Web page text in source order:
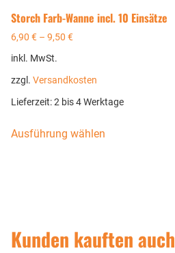
Storch Farb-Wanne incl. 10 Einsätze
6,90 € – 9,50 €
inkl. MwSt.
zzgl. Versandkosten
Lieferzeit:2 bis 4 Werktage
Ausführung wählen
Kunden kauften auch